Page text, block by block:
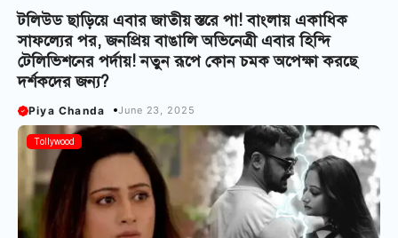
টলিউড ছাড়িয়ে এবার জাতীয় স্তরে পা! বাংলায় একাধিক
সাফল্যের পর, জনপ্রিয় বাঙালি অভিনেত্রী এবার হিন্দি
টেলিভিশনের পর্দায়! নতুন রূপে কোন চমক অপেক্ষা করছে
দর্শকদের জন্য?
Piya Chanda June 23, 2025
Tollywood